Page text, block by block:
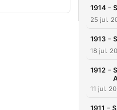
1914 -
25 jul.
1913 -
18 jul.
1912 -
11 jul.
1911 -